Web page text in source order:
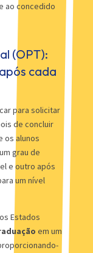
ao concedido
(OPT):
cada
para solicitar
de concluir
os alunos
grau de
e outro após
um nível
Estados
em um